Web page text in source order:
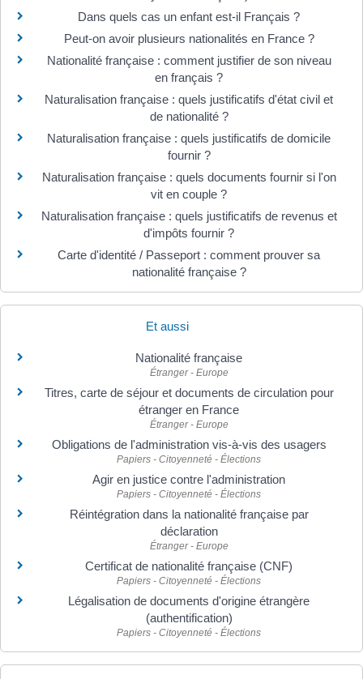
Dans quels cas un enfant est-il Français ?
Peut-on avoir plusieurs nationalités en France ?
Nationalité française : comment justifier de son niveau
en français ?
Naturalisation française : quels justificatifs d'état civil et
de nationalité ?
Naturalisation française : quels justificatifs de domicile
fournir ?
Naturalisation française : quels documents fournir si l'on
vit en couple ?
Naturalisation française : quels justificatifs de revenus et
d'impôts fournir ?
Carte d'identité / Passeport : comment prouver sa
nationalité française ?
Et aussi
Nationalité française
Étranger - Europe
Titres, carte de séjour et documents de circulation pour
étranger en France
Étranger - Europe
Obligations de l'administration vis-à-vis des usagers
Papiers - Citoyenneté - Élections
Agir en justice contre l'administration
Papiers - Citoyenneté - Élections
Réintégration dans la nationalité française par
déclaration
Étranger - Europe
Certificat de nationalité française (CNF)
Papiers - Citoyenneté - Élections
Légalisation de documents d'origine étrangère
(authentification)
Papiers - Citoyenneté - Élections